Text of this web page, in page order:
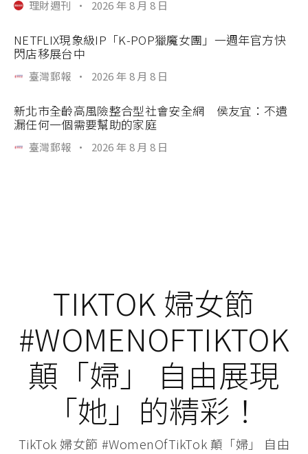
理財週刊 · 2026 年 8 月 8 日
NETFLIX現象級IP「K-POP獵魔女團」一週年官方快
閃店移展台中
臺灣郵報 · 2026 年 8 月 8 日
新北市全齡高風險整合型社會安全網 侯友宜：不遺
漏任何一個需要幫助的家庭
臺灣郵報 · 2026 年 8 月 8 日
TIKTOK 婦女節
#WOMENOFTIKTOK
顛「婦」 自由展現
「她」的精彩！
TikTok 婦女節 #WomenOfTikTok 顛「婦」 自由